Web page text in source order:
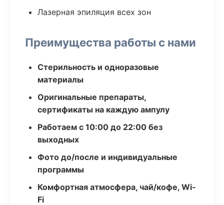
Лазерная эпиляция всех зон
Преимущества работы с нами
Стерильность и одноразовые
материалы
Оригинальные препараты,
сертификаты на каждую ампулу
Работаем с 10:00 до 22:00 без
выходных
Фото до/после и индивидуальные
программы
Комфортная атмосфера, чай/кофе, Wi-
Fi